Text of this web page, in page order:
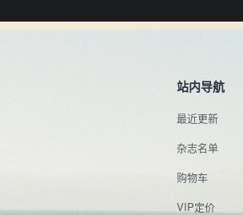
站内导航
最近更新
杂志名单
购物车
VIP定价